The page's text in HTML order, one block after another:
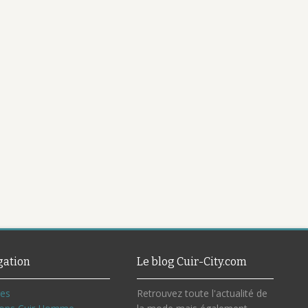
Le blog Cuir-City.com
Retrouvez toute l'actualité de